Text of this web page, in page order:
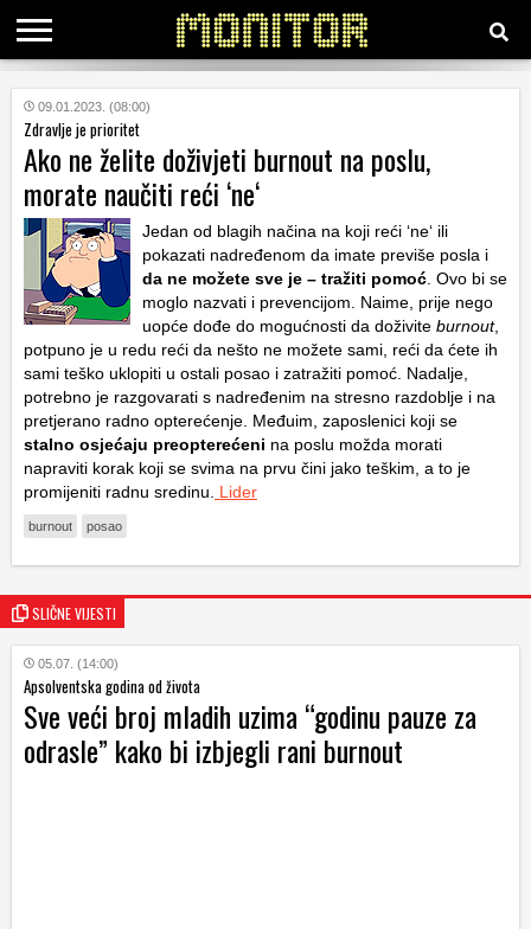
KATEGORIJE
HRVATSKI
WEB
09.01.2023. (08:00)
Zdravlje je prioritet
Ako ne želite doživjeti burnout na poslu,
morate naučiti reći ‘ne‘
Jedan od blagih načina na koji reći ‘ne‘ ili
pokazati nadređenom da imate previše posla i
da ne možete sve je – tražiti pomoć . Ovo bi se
moglo nazvati i prevencijom. Naime, prije nego
uopće dođe do mogućnosti da doživite burnout,
potpuno je u redu reći da nešto ne možete sami, reći da ćete ih
sami teško uklopiti u ostali posao i zatražiti pomoć. Nadalje,
potrebno je razgovarati s nadređenim na stresno razdoblje i na
pretjerano radno opterećenje. Međuim, zaposlenici koji se
stalno osjećaju preopterećeni na poslu možda morati
napraviti korak koji se svima na prvu čini jako teškim, a to je
promijeniti radnu sredinu.
Lider
burnout posao
SLIČNE VIJESTI
05.07. (14:00)
Apsolventska godina od života
Sve veći broj mladih uzima “godinu pauze za
odrasle” kako bi izbjegli rani burnout